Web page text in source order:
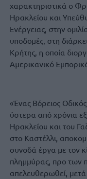
χαρακτηριστικά ο
Ηρακλείου και
Ενέργειας, στην
υποδομές, στη
Κρήτης, η οποία
Αμερικανικό
«Ένας Βόρειος
ύστερα από χρόνια
Ηρακλείου και του
στο Καστέλλι,
συνοδά έργα με τον
πλημμύρας, προ των
απελευθερωθεί,